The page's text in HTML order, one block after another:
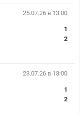
25.07.26 в 13:00
1
2
23.07.26 в 13:00
1
2